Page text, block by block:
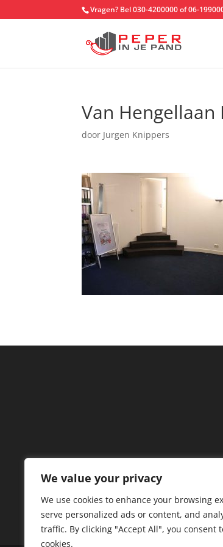
We value your privacy
We use cookies to enhance your browsing
serve personalized ads or content, and
traffic. By clicking "Accept All", you consent
cookies.
Vragen? Bel 030-4200000 of 06-
Van Hengellaan
door Jurgen Knippers